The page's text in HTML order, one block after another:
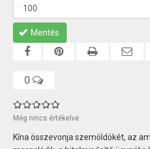
Mentés
0
Még nincs értékelve
Kína összevonja szemöldökét, az